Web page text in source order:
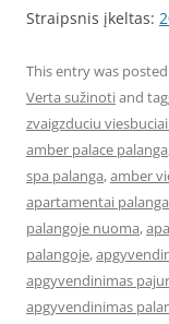
Straipsnis įkeltas:
This entry was
Verta sužinotiand
zvaigzduciu
amber palace palanga
spa palanga,amber
apartamentai palanga
palangoje nuoma,
palangoje,
apgyvendinimas
apgyvendinimas